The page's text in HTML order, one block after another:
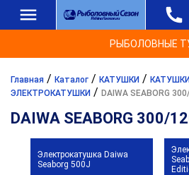
РЫБОЛОВНЫЕ
Главная / Каталог / КАТУШКИ /
ЭЛЕКТРОКАТУШКИ / DAIWA SEABORG
DAIWA SEABORG 300/
Электрокатушка Daiwa
Seaborg 500J